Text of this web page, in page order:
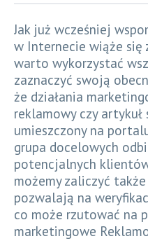
Jak już wcześniej
w Internecie wiąże się
warto wykorzystać
zaznaczyć swoją
że działania
reklamowy czy artykuł
umieszczony na
grupa docelowych
potencjalnych
możemy zaliczyć
pozwalają na
co może rzutować na
marketingowe